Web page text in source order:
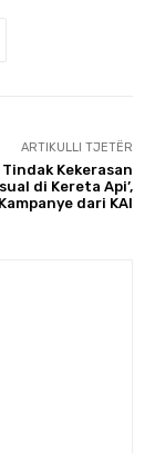
ARTIKULLI TJETËR
Tindak Kekerasan
di Kereta Api’,
Kampanye dari KAI